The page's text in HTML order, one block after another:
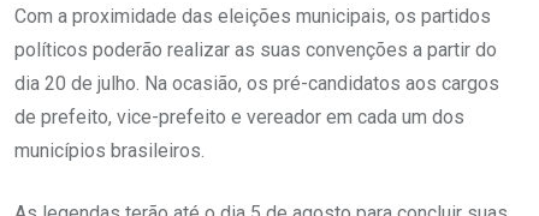
Com a proximidade das eleições municipais, os partidos
políticos poderão realizar as suas convenções a partir do
dia 20 de julho. Na ocasião, os pré-candidatos aos cargos
de prefeito, vice-prefeito e vereador em cada um dos
municípios brasileiros.